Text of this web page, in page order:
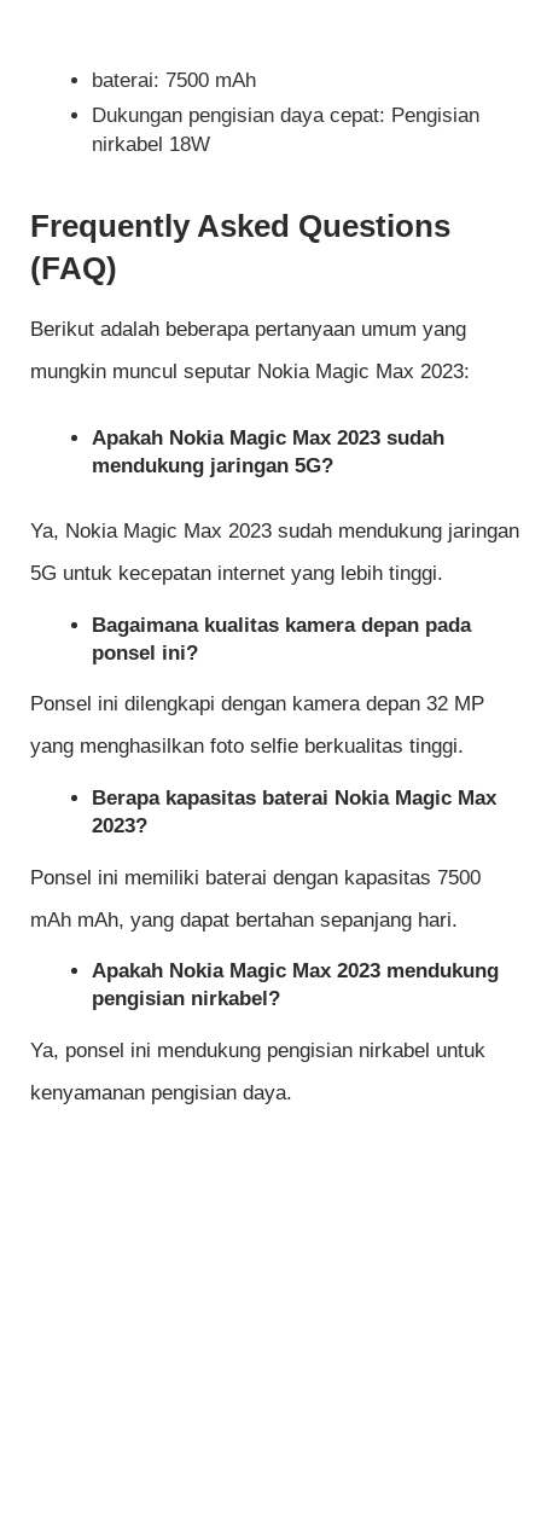
baterai: 7500 mAh
Dukungan pengisian daya cepat: Pengisian
nirkabel 18W
Frequently Asked Questions
(FAQ)
Berikut adalah beberapa pertanyaan umum yang
mungkin muncul seputar Nokia Magic Max 2023:
Apakah Nokia Magic Max 2023 sudah
mendukung jaringan 5G?
Ya, Nokia Magic Max 2023 sudah mendukung jaringan
5G untuk kecepatan internet yang lebih tinggi.
Bagaimana kualitas kamera depan pada
ponsel ini?
Ponsel ini dilengkapi dengan kamera depan 32 MP
yang menghasilkan foto selfie berkualitas tinggi.
Berapa kapasitas baterai Nokia Magic Max
2023?
Ponsel ini memiliki baterai dengan kapasitas 7500
mAh mAh, yang dapat bertahan sepanjang hari.
Apakah Nokia Magic Max 2023 mendukung
pengisian nirkabel?
Ya, ponsel ini mendukung pengisian nirkabel untuk
kenyamanan pengisian daya.